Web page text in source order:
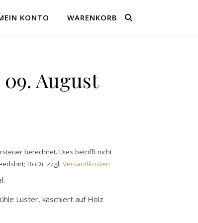
KONTO WARENKORB
August
berechnet. Dies betrifft nicht
BoD). zzgl. Versandkosten
Luster, kaschiert auf Holz